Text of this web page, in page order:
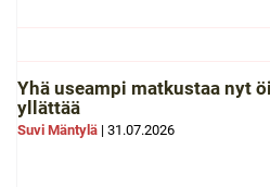
Yhä useampi matkustaa nyt
yllättää
Suvi Mäntylä | 31.07.2026